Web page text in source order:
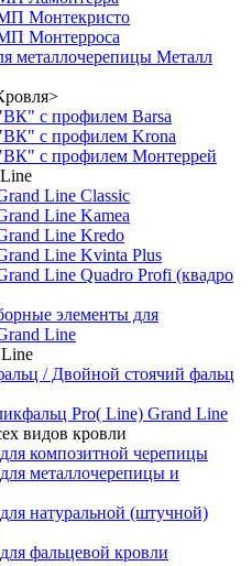
Монтекристо
Монтерроса
металлочерепицы Металл
с профилем Barsa
с профилем Krona
с профилем Монтеррей
Line Classic
Line Kamea
Line Kredo
Line Kvinta Plus
Line Quadro Profi (квадро
элементы для
Line
/ Двойной стоячий фальц
Pro( Line) Grand Line
видов кровли
композитной черепицы
металлочерепицы и
натуральной (штучной)
фальцевой кровли